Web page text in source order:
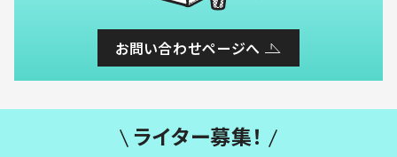
お問い合わせページへ
ライター募集！